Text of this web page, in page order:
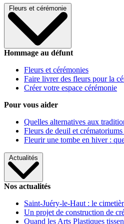
Fleurs et cérémonie
Hommage au défunt
Fleurs et cérémonies
Faire livrer des fleurs pour la
Créer votre espace cérémonie
Pour vous aider
Quelles alternatives aux
Fleurs de deuil et
Fleurir une tombe en hiver :
Actualités
Nos actualités
Saint-Juéry-le-Haut : le
Un projet de construction de
Quand les Arts Plastiques